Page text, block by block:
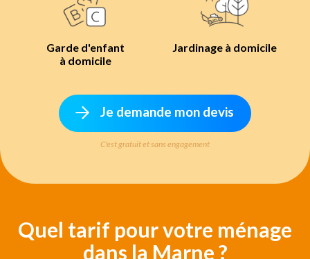
Garde d'enfant
à domicile
Jardinage à domicile
Je demande mon devis
C'est gratuit et sans engagement
Quel tarif pour votre ménage
dans la Marne ?